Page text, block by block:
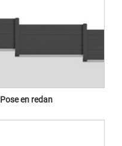
Pose en redan